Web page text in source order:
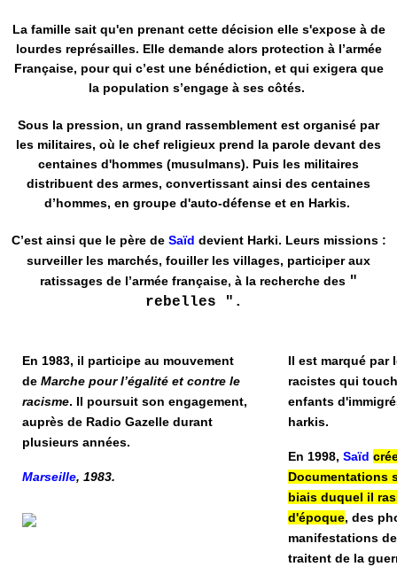
La famille sait qu'en prenant cette décision elle s'expose à de
lourdes représailles. Elle demande alors protection à l’armée
Française, pour qui c’est une bénédiction, et qui exigera que
la population s’engage à ses côtés.
Sous la pression, un grand rassemblement est organisé par
les militaires, où le chef religieux prend la parole devant des
centaines d'hommes (musulmans). Puis les militaires
distribuent des armes, convertissant ainsi des centaines
d’hommes, en groupe d'auto-défense et en Harkis.
C’est ainsi que le père de Saïd devient Harki. Leurs missions :
surveiller les marchés, fouiller les villages, participer aux
ratissages de l’armée française, à la recherche des "
rebelles ".
En 1983, il participe au mouvement
de Marche pour l’égalité et contre le
racisme. Il poursuit son engagement,
auprès de Radio Gazelle durant
plusieurs années.
Marseille, 1983.
Il est marqué par
racistes qui
enfants
harkis.
En 1998, Saïd
Documentations
biais duquel il
d'époque, des
manifestations
traitent de la